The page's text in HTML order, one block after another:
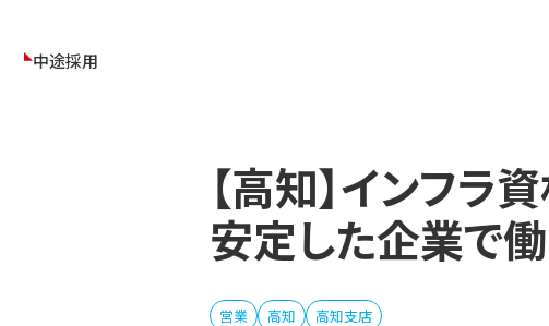
中途採用
【高知】インフ
安定した企業で働
営業 高知 高知支店